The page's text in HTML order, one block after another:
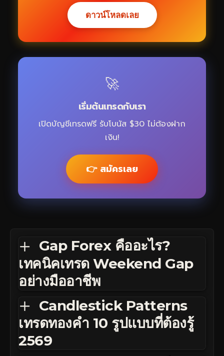
ดาวน์โหลดเลย
🚀
เริ่มต้นเทรดกับเรา
เปิดบัญชีเทรดฟรี รับโบนัส $30 ไม่ต้องฝาก
เงิน!
👉 สมัครเลย
Gap Forex คืออะไร?
เทคนิคเทรด Weekend Gap
อย่างมืออาชีพ
Candlestick Patterns
เทรดทองคำ 10 รูปแบบที่ต้องรู้
2569